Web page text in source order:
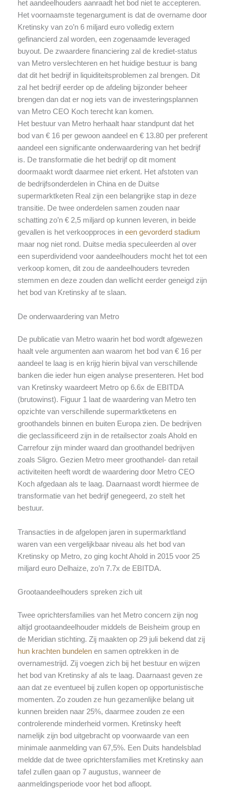
het aandeelhouders aanraadt het bod niet te accepteren.
Het voornaamste tegenargument is dat de overname door
Kretinsky van zo’n 6 miljard euro volledig extern
gefinancierd zal worden, een zogenaamde leveraged
buyout. De zwaardere financiering zal de krediet-status
van Metro verslechteren en het huidige bestuur is bang
dat dit het bedrijf in liquiditeitsproblemen zal brengen. Dit
zal het bedrijf eerder op de afdeling bijzonder beheer
brengen dan dat er nog iets van de investeringsplannen
van Metro CEO Koch terecht kan komen.
Het bestuur van Metro herhaalt haar standpunt dat het
bod van € 16 per gewoon aandeel en € 13.80 per preferent
aandeel een significante onderwaardering van het bedrijf
is. De transformatie die het bedrijf op dit moment
doormaakt wordt daarmee niet erkent. Het afstoten van
de bedrijfsonderdelen in China en de Duitse
supermarktketen Real zijn een belangrijke stap in deze
transitie. De twee onderdelen samen zouden naar
schatting zo’n € 2,5 miljard op kunnen leveren, in beide
gevallen is het verkoopproces in een gevorderd stadium
maar nog niet rond. Duitse media speculeerden al over
een superdividend voor aandeelhouders mocht het tot een
verkoop komen, dit zou de aandeelhouders tevreden
stemmen en deze zouden dan wellicht eerder geneigd zijn
het bod van Kretinsky af te slaan.
De onderwaardering van Metro
De publicatie van Metro waarin het bod wordt afgewezen
haalt vele argumenten aan waarom het bod van € 16 per
aandeel te laag is en krijg hierin bijval van verschillende
banken die ieder hun eigen analyse presenteren. Het bod
van Kretinsky waardeert Metro op 6.6x de EBITDA
(brutowinst). Figuur 1 laat de waardering van Metro ten
opzichte van verschillende supermarktketens en
groothandels binnen en buiten Europa zien. De bedrijven
die geclassificeerd zijn in de retailsector zoals Ahold en
Carrefour zijn minder waard dan groothandel bedrijven
zoals Sligro. Gezien Metro meer groothandel- dan retail
activiteiten heeft wordt de waardering door Metro CEO
Koch afgedaan als te laag. Daarnaast wordt hiermee de
transformatie van het bedrijf genegeerd, zo stelt het
bestuur.
Transacties in de afgelopen jaren in supermarktland
waren van een vergelijkbaar niveau als het bod van
Kretinsky op Metro, zo ging kocht Ahold in 2015 voor 25
miljard euro Delhaize, zo’n 7.7x de EBITDA.
Grootaandeelhouders spreken zich uit
Twee oprichtersfamilies van het Metro concern zijn nog
altijd grootaandeelhouder middels de Beisheim group en
de Meridian stichting. Zij maakten op 29 juli bekend dat zij
hun krachten bundelenen samen optrekken in de
overnamestrijd. Zij voegen zich bij het bestuur en wijzen
het bod van Kretinsky af als te laag. Daarnaast geven ze
aan dat ze eventueel bij zullen kopen op opportunistische
momenten. Zo zouden ze hun gezamenlijke belang uit
kunnen breiden naar 25%, daarmee zouden ze een
controlerende minderheid vormen. Kretinsky heeft
namelijk zijn bod uitgebracht op voorwaarde van een
minimale aanmelding van 67,5%. Een Duits handelsblad
meldde dat de twee oprichtersfamilies met Kretinsky aan
tafel zullen gaan op 7 augustus, wanneer de
aanmeldingsperiode voor het bod afloopt.